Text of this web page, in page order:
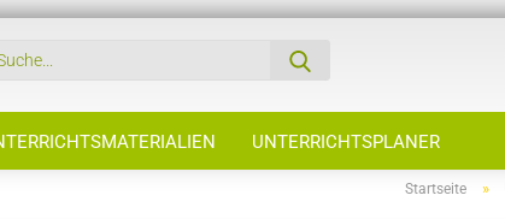
UNTERRICHTSPLANER
Startseite »